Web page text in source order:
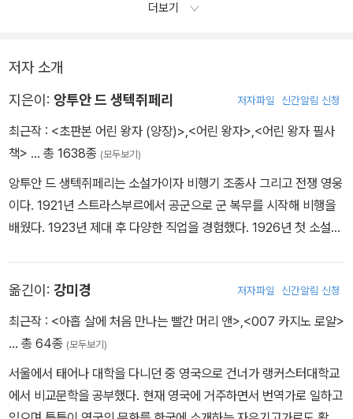
더보기
저자 소개
지은이: 앙투안 드 생텍쥐페리 저자파일 신간알림 신청
최근작 : <초판본 어린 왕자 (양장)> <어린 왕자> <어린 왕자 필사
책> … 총 1638종 (모두보기)
앙투안 드 생텍쥐페리는 소설가이자 비행기 조종사 그리고 전쟁 영웅
이다. 1921년 스트라스부르에서 공군으로 군 복무를 시작해 비행을
배웠다. 1923년 제대 후 다양한 직업을 경험했다. 1926년 첫 소설
쥐비의 기지 관리자로 임명되었고, 그곳에서 사막의 아름다움에 매혹
되었다. 바로 이 시기에 『남방 우편기Courrier Sud』(1929)를 집필
했다. 그 후 아에로포스타 아르헨티나(아르헨티나 우편항공)의 이사
간 비행Vol de nuit』(1931년 페미나상 수상)을 펴내 상당한 성공을
거두었고, 1934년에는 에어프랑스의 ‘홍보 책임자’가 되었다. 이듬
옮긴이: 강미경 저자파일 신간알림 신청
최근작 : <아홉 살에 처음 만나는 빨간 머리 앤> <007 카지노 로얄>
… 총 64종 (모두보기)
서울에서 태어나 대학을 다니던 중 영국으로 건너가 랭커스터대학교
에서 비교문학을 공부했다. 현재 영국에 거주하면서 번역가로 일하고